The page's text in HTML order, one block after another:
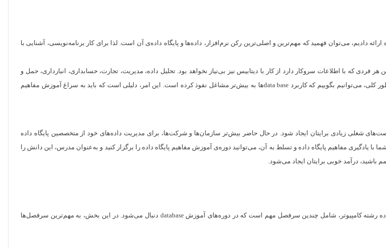
دادیم، می‌توان فهمید که مهم‌ترین و اصلی‌ترین رکن نرم‌افزار، داده‌ها و پایگاه داده‌ی آن است. لذا برای کار برنامه‌نویسی، آشنایی با
فردی که با اطلاعات سروکار دارد از کار با دیتابیس نیز بی‌نیاز نخواهد بود. تحلیل داده، مدیریت، تجارت، حسابداری، انبارداری، حمل و
نقل، مؤسسات آموزشی، موسسات خیریه، گروه‌های نظامی و غیره برخی از این مشاغل هستند. به‌طور کلی، می‌توانیم بگوییم که کاربرد data baseها به بیش‌تر مشاغل نفوذ کرده است. این امر، دلیلی است که باید به سراغ آموزش مفاهیم
شغلی زیادی برایتان ایجاد شود. در حال حاضر بیش‌تر سازمان‌ها و شرکت‌ها، برای مدیریت داده‌های خود از متخصصین پایگاه داده
یادگیری مفاهیم پایگاه داده و تسلط به آن، می‌توانید دوره‌ی آموزش مفاهیم پایگاه داده را برگزار کنید و به‌عنوان مدرس، این دانش را
باشید، درآمد خوبی برایتان ایجاد می‌شود.
دانشجویان رشته کامپیوتر، در مقطع کارشناسی درس پایگاه داده را می‌گذرانند. جزوه درس پایگاه داده رشته کامپیوتر، شامل چندین سرفصل مهم است که در دوره‌های آموزش database دنبال می‌شود. در این بخش، به مهم‌ترین سرفصل‌ها